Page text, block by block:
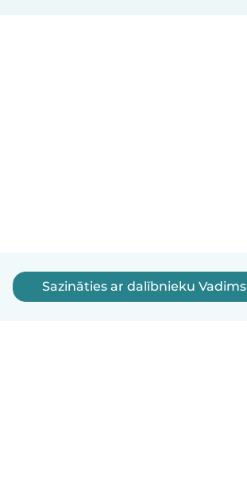
Sazināties ar dalībnieku Vadims